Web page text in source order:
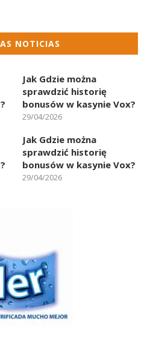
bonusów w kasynie Vox?
29/04/2026
Jak Gdzie można
bonusów w kasynie Vox?
29/04/2026